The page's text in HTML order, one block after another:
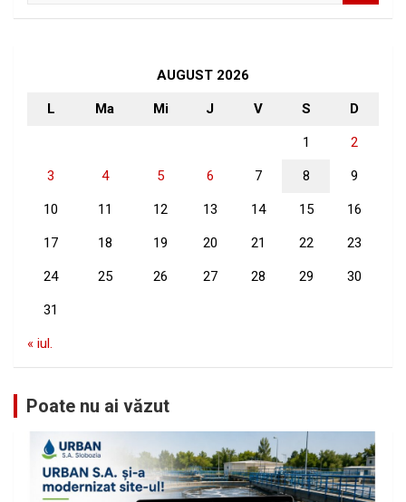
AUGUST 2026
L Ma Mi J V S D
1 2
3 4 5 6 7 8 9
10 11 12 13 14 15 16
17 18 19 20 21 22 23
24 25 26 27 28 29 30
31
« iul.
Poate nu ai văzut